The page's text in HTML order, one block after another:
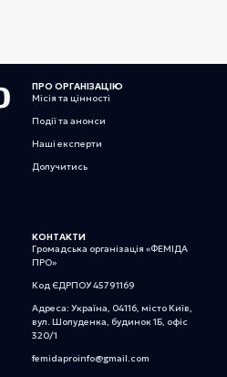
ПРО ОРГАНІЗАЦІЮ
Місія та цінності
Події та анонси
Наші експерти
Долучитись
КОНТАКТИ
Громадська організація «ФЕМІДА
ПРО»
Код ЄДРПОУ 45791169
Адреса: Україна, 04116, місто Київ,
вул. Шолуденка, будинок 1Б, офіс
320/1
femidaproinfo@gmail.com